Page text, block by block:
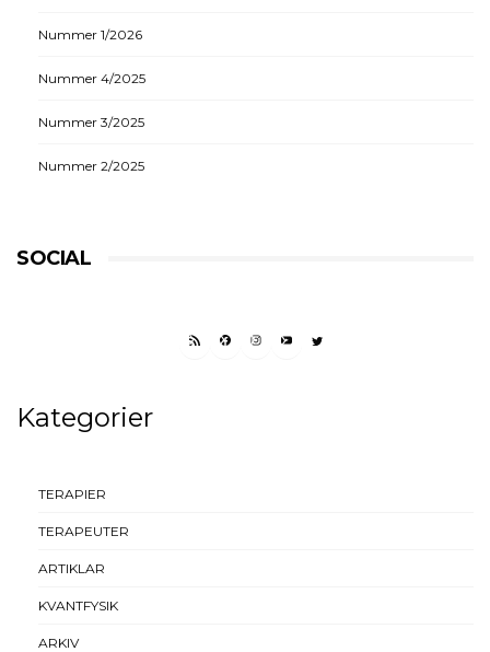
Nummer 1/2026
Nummer 4/2025
Nummer 3/2025
Nummer 2/2025
SOCIAL
RSS FEEDFACEBOOK
INSTAGRAM
YOUTUBETWITTER
Kategorier
TERAPIER
TERAPEUTER
ARTIKLAR
KVANTFYSIK
ARKIV